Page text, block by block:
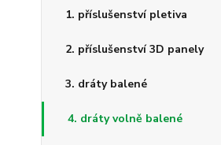
1. příslušenství pletiva
2. příslušenství 3D panely
3. dráty balené
4. dráty volně balené